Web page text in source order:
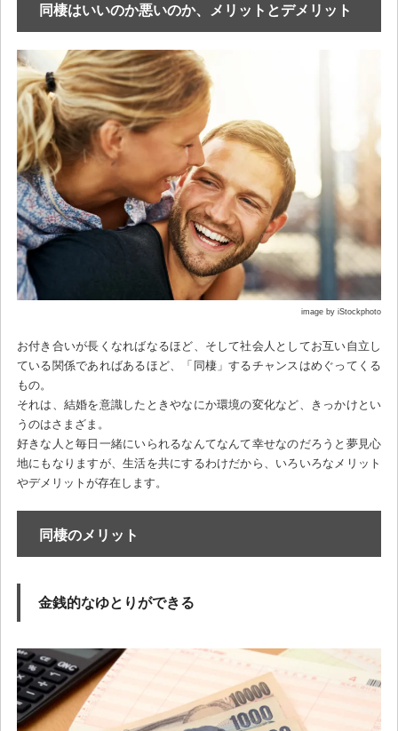
同棲はいいのか悪いのか、メリットとデメリット
image by iStockphoto
お付き合いが長くなればなるほど、そして社会人としてお互い自立し
ている関係であればあるほど、「同棲」するチャンスはめぐってくる
もの。
それは、結婚を意識したときやなにか環境の変化など、きっかけとい
うのはさまざま。
好きな人と毎日一緒にいられるなんてなんて幸せなのだろうと夢見心
地にもなりますが、生活を共にするわけだから、いろいろなメリット
やデメリットが存在します。
同棲のメリット
金銭的なゆとりができる